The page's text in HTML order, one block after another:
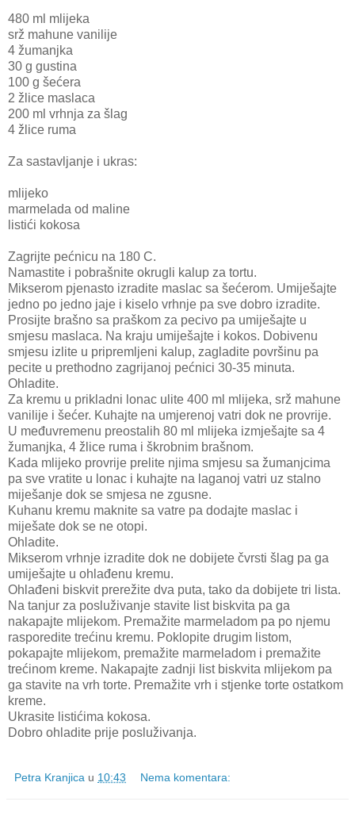
480 ml mlijeka
srž mahune vanilije
4 žumanjka
30 g gustina
100 g šećera
2 žlice maslaca
200 ml vrhnja za šlag
4 žlice ruma
Za sastavljanje i ukras:
mlijeko
marmelada od maline
listići kokosa
Zagrijte pećnicu na 180 C.
Namastite i pobrašnite okrugli kalup za tortu.
Mikserom pjenasto izradite maslac sa šećerom. Umiješajte
jedno po jedno jaje i kiselo vrhnje pa sve dobro izradite.
Prosijte brašno sa praškom za pecivo pa umiješajte u
smjesu maslaca. Na kraju umiješajte i kokos. Dobivenu
smjesu izlite u pripremljeni kalup, zagladite površinu pa
pecite u prethodno zagrijanoj pećnici 30-35 minuta.
Ohladite.
Za kremu u prikladni lonac ulite 400 ml mlijeka, srž mahune
vanilije i šećer. Kuhajte na umjerenoj vatri dok ne provrije.
U međuvremenu preostalih 80 ml mlijeka izmješajte sa 4
žumanjka, 4 žlice ruma i škrobnim brašnom.
Kada mlijeko provrije prelite njima smjesu sa žumanjcima
pa sve vratite u lonac i kuhajte na laganoj vatri uz stalno
miješanje dok se smjesa ne zgusne.
Kuhanu kremu maknite sa vatre pa dodajte maslac i
miješate dok se ne otopi.
Ohladite.
Mikserom vrhnje izradite dok ne dobijete čvrsti šlag pa ga
umiješajte u ohlađenu kremu.
Ohlađeni biskvit prerežite dva puta, tako da dobijete tri lista.
Na tanjur za posluživanje stavite list biskvita pa ga
nakapajte mlijekom. Premažite marmeladom pa po njemu
rasporedite trećinu kremu. Poklopite drugim listom,
pokapajte mlijekom, premažite marmeladom i premažite
trećinom kreme. Nakapajte zadnji list biskvita mlijekom pa
ga stavite na vrh torte. Premažite vrh i stjenke torte ostatkom
kreme.
Ukrasite listićima kokosa.
Dobro ohladite prije posluživanja.
Petra Kranjica u 10:43 Nema komentara: